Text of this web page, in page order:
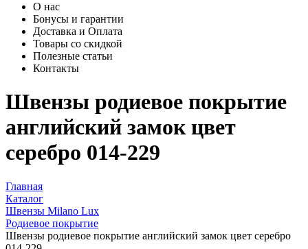
О нас
Бонусы и гарантии
Доставка и Оплата
Товары со скидкой
Полезные статьи
Контакты
Швензы родиевое покрытие
английский замок цвет
серебро 014-229
Главная
Каталог
Швензы Milano Lux
Родиевое покрытие
Швензы родиевое покрытие английский замок цвет серебро